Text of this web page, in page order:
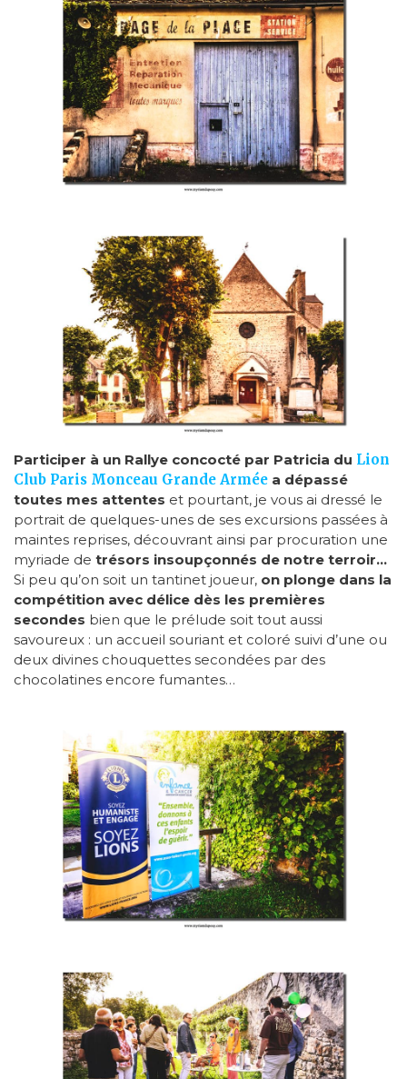
Participer à un Rallye concocté par Patricia du Lion
Club Paris Monceau Grande Armée a dépassé
toutes mes attentes et pourtant, je vous ai dressé le
portrait de quelques-unes de ses excursions passées à
maintes reprises, découvrant ainsi par procuration une
myriade de trésors insoupçonnés de notre terroir…
Si peu qu’on soit un tantinet joueur, on plonge dans la
compétition avec délice dès les premières
secondes bien que le prélude soit tout aussi
savoureux : un accueil souriant et coloré suivi d’une ou
deux divines chouquettes secondées par des
chocolatines encore fumantes…